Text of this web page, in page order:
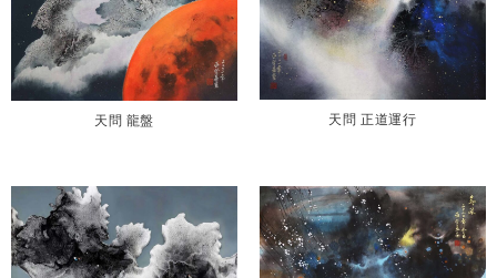
天問 龍盤 天問 正道運行